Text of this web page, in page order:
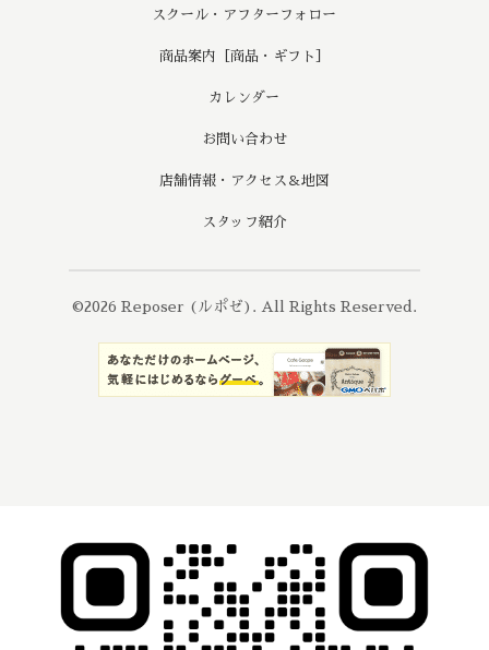
スクール・アフターフォロー
商品案内［商品・ギフト］
カレンダー
お問い合わせ
店舗情報・アクセス＆地図
スタッフ紹介
©2026 Reposer (ルポゼ) . All Rights Reserved.